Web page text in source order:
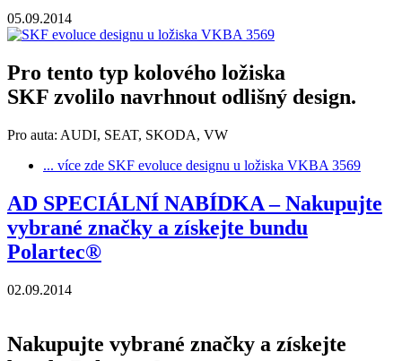
05.09.2014
Pro tento typ kolového ložiska
SKF zvolilo navrhnout odlišný design.
Pro auta: AUDI, SEAT, SKODA, VW
... více zde SKF evoluce designu u ložiska VKBA 3569
AD SPECIÁLNÍ NABÍDKA – Nakupujte
vybrané značky a získejte bundu
Polartec®
02.09.2014
Nakupujte vybrané značky a získejte